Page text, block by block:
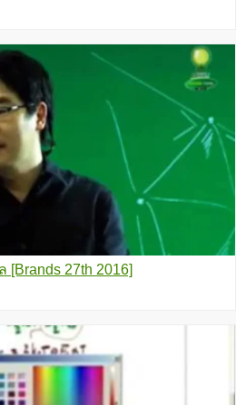
[Brands 27th 2016]